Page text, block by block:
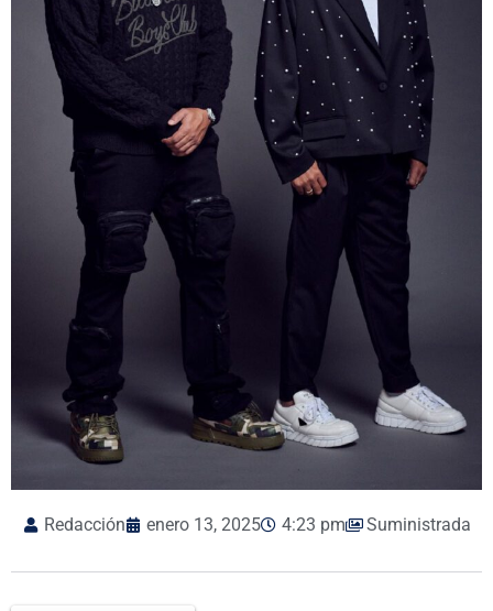
Redacción enero 13, 2025 4:23 pm Suministrada